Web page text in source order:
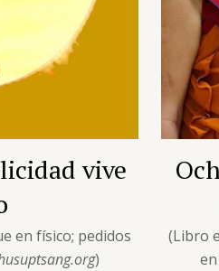
vive
en físico; pedidos
)
(Libro
en